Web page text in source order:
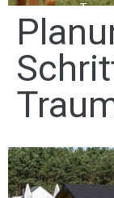
und
Garten.